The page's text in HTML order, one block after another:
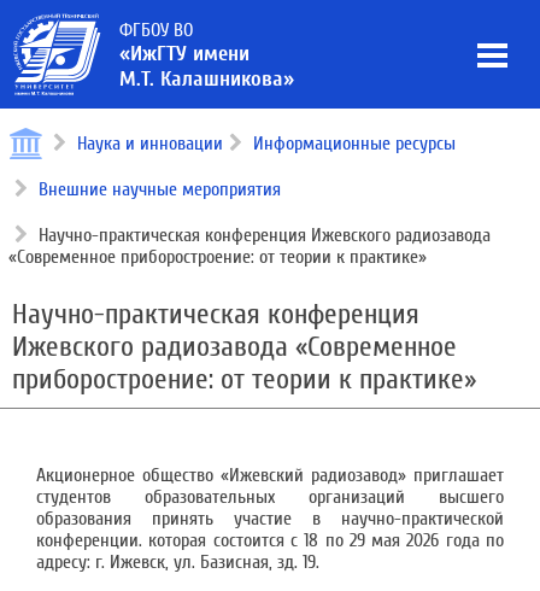
ФГБОУ ВО
«ИжГТУ имени
М.Т. Калашникова»
Наука и инновации Информационные ресурсы
Внешние научные мероприятия
Научно-практическая конференция Ижевского радиозавода
«Современное приборостроение: от теории к практике»
Научно-практическая конференция
Ижевского радиозавода «Современное
приборостроение: от теории к практике»
Акционерное общество «Ижевский радиозавод» приглашает
студентов образовательных организаций высшего
образования принять участие в научно-практической
конференции. которая состоится с 18 по 29 мая 2026 года по
адресу: г. Ижевск, ул. Базисная, зд. 19.